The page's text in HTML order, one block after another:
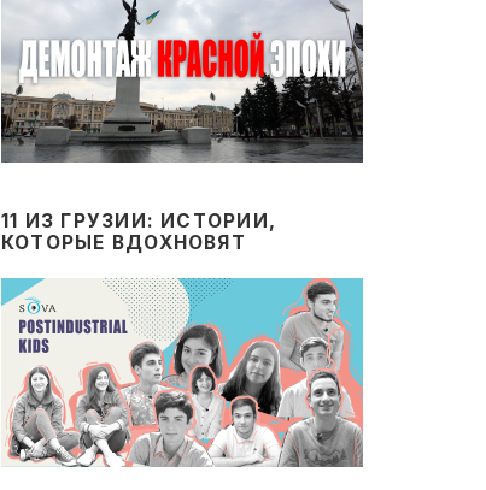
11 ИЗ ГРУЗИИ: ИСТОРИИ,
КОТОРЫЕ ВДОХНОВЯТ